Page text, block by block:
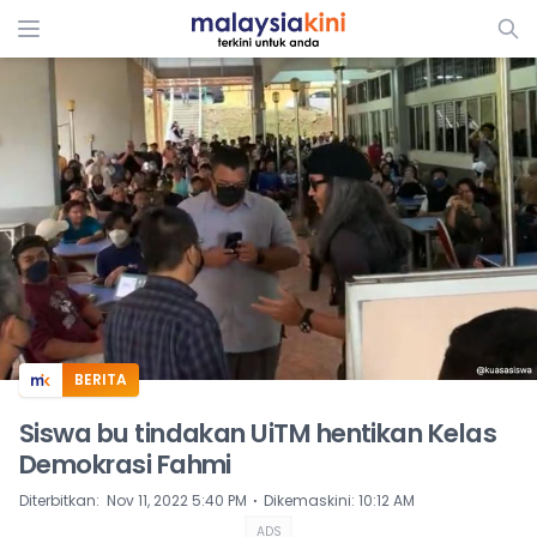
ADS
BERITA
Siswa bu tindakan UiTM hentikan Kelas
Demokrasi Fahmi
Diterbitkan: Nov 11, 2022 5:40 PM ⋅ Dikemaskini: 10:12 AM
ADS